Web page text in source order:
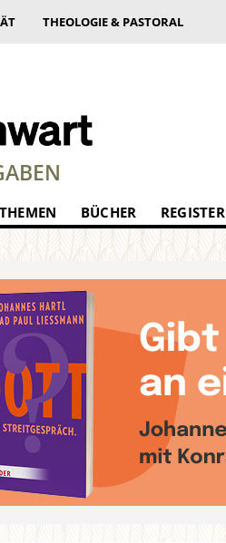
THEOLOGIE & PASTORAL
THEMEN BÜCHER REGISTER